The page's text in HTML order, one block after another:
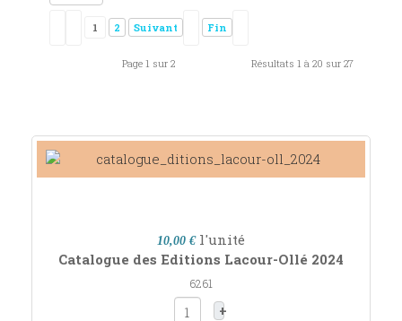
1 2 Suivant Fin
Page 1 sur 2 Résultats 1 à 20 sur 27
10,00 € l'unité
Catalogue des Editions Lacour-Ollé 2024
6261
+